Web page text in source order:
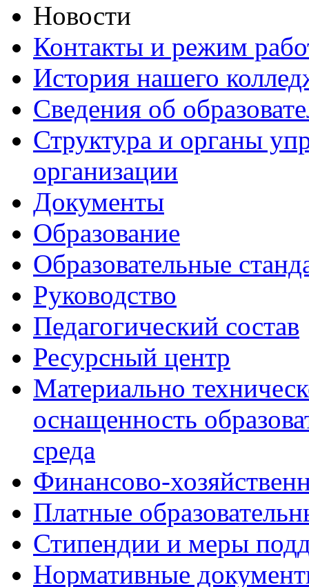
Новости
Контакты и режим
История нашего
Сведения об
Структура и органы
организации
Документы
Образование
Образовательные
Руководство
Педагогический состав
Ресурсный центр
Материально
оснащенность
среда
Финансово-
Платные
Стипендии и меры
Нормативные